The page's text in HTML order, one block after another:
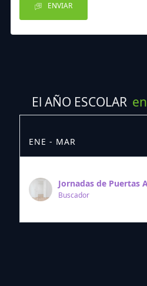
ENVIAR
El AÑO ESCOLAR
ENE - MAR
Jornadas de Puertas
Buscador